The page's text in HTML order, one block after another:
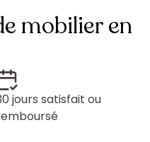
mobilier en
jours satisfait ou